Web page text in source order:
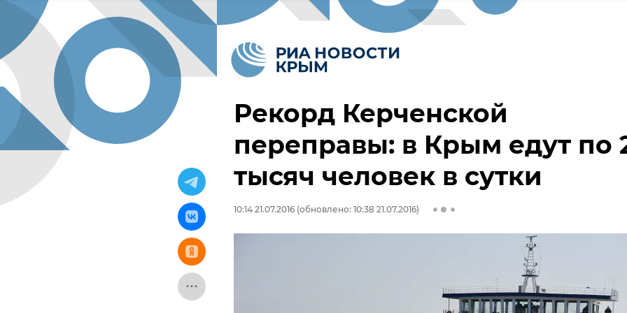
Рекорд Керченской
переправы: в Крым едут по
тысяч человек в сутки
10:14 21.07.2016 (обновлено: 10:38 21.07.2016)